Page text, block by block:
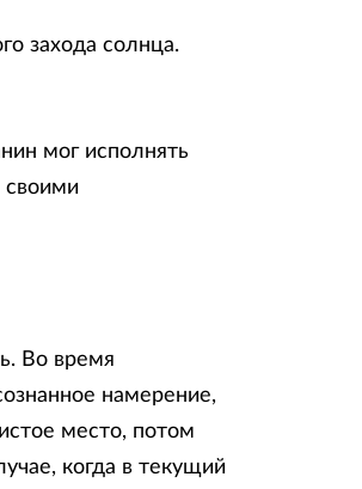
захода солнца.
мог исполнять
своими
Во время
намерение,
место, потом
когда в текущий